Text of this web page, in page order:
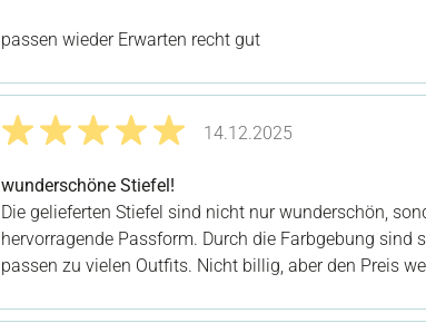
passen wieder Erwarten recht gut
14.12.2025
wunderschöne Stiefel!
Die gelieferten Stiefel sind nicht nur wunderschön,
hervorragende Passform. Durch die Farbgebung sind
passen zu vielen Outfits. Nicht billig, aber den Preis